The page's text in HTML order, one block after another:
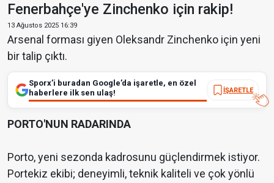
Fenerbahçe'ye Zinchenko için rakip!
13 Ağustos 2025 16:39
Arsenal forması giyen Oleksandr Zinchenko için yeni
bir talip çıktı.
Sporx’i buradan Google’da işaretle, en özel
haberlere ilk sen ulaş!
İŞARETLE
PORTO'NUN RADARINDA
Porto, yeni sezonda kadrosunu güçlendirmek istiyor.
Portekiz ekibi; deneyimli, teknik kaliteli ve çok yönlü